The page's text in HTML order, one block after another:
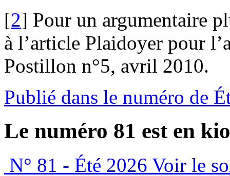
[2] Pour un argumentaire
à l’article Plaidoyer pour
Postillon n°5, avril 2010.
Publié dans le numéro de
Le numéro 81 est en
N° 81 - Été 2026 Voir le